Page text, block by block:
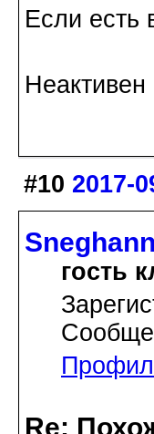
Если есть
Неактивен
#10 2017-
гость
Re: